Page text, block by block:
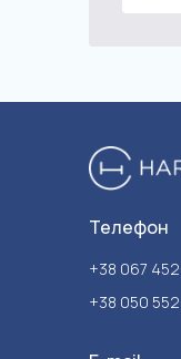
Телефон
+38 067
+38 050